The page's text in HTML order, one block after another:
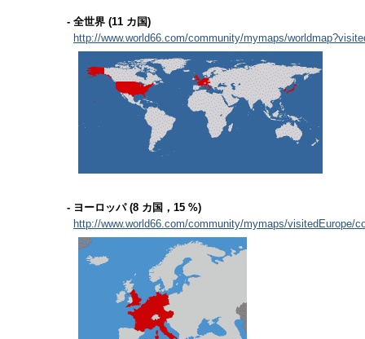
- 全世界 (11 カ国)
http://www.world66.com/community/mymaps/
- ヨーロッパ (8 カ国，15 %)
http://www.world66.com/community/mymaps/visitedEurope/